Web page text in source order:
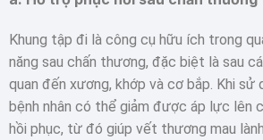
Khung tập đi là công cụ hữu ích trong
năng sau chấn thương, đặc biệt là sau
quan đến xương, khớp và cơ bắp. Khi sử
bệnh nhân có thể giảm được áp lực lên
hồi phục, từ đó giúp vết thương mau